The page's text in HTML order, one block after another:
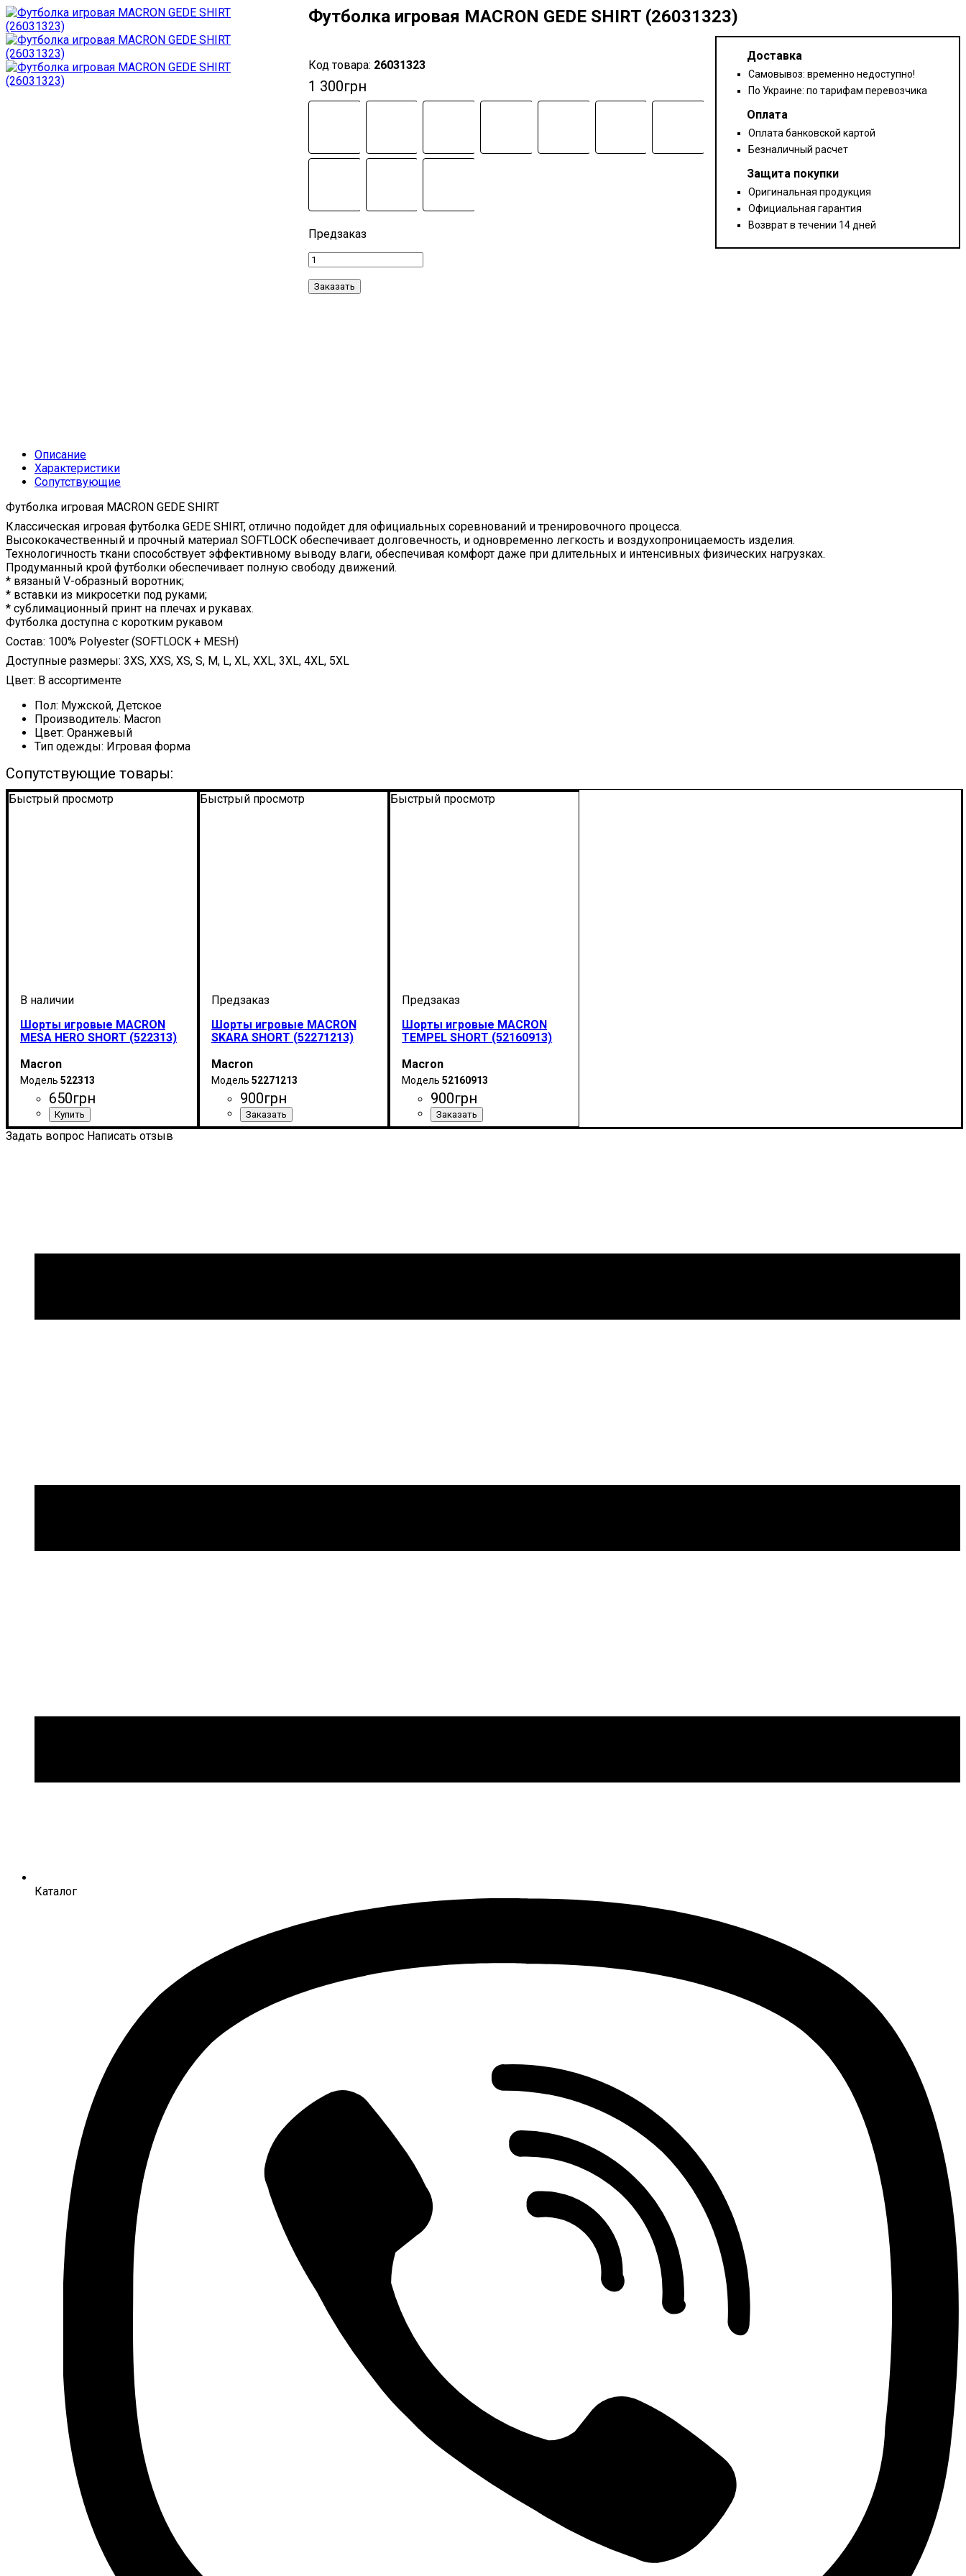
Футболка игровая MACRON GEDE SHIRT (26031323)
26031323
1 300грн
Заказать
Доставка
Самовывоз: временно недоступно!
По Украине: по тарифам перевозчика
Оплата
Оплата банковской картой
Безналичный расчет
Защита покупки
Оригинальная продукция
Официальная гарантия
Возврат в течении 14 дней
Описание
Характеристики
Сопутствующие
Футболка игровая MACRON GEDE SHIRT
Классическая игровая футболка GEDE SHIRT, отлично подойдет для официальных соревнований и тренировочного процесса.
Высококачественный и прочный материал SOFTLOCK обеспечивает долговечность, и одновременно легкость и воздухопроницаемость изделия.
Технологичность ткани способствует эффективному выводу влаги, обеспечивая комфорт даже при длительных и интенсивных физических нагрузках.
Продуманный крой футболки обеспечивает полную свободу движений.
* вязаный V-образный воротник;
* вставки из микросетки под руками;
* сублимационный принт на плечах и рукавах.
Футболка доступна с коротким рукавом
Состав: 100% Polyester (SOFTLOCK + MESH)
Доступные размеры: 3XS, XXS, XS, S, M, L, XL, XXL, 3XL, 4XL, 5XL
Цвет: В ассортименте
Пол: Мужской, Детское
Производитель: Macron
Цвет: Оранжевый
Тип одежды: Игровая форма
Сопутствующие товары:
Быстрый просмотр
Шорты игровые MACRON
MESA HERO SHORT (522313)
Macron
522313
650грн
Цвет: Оранжевый
Быстрый просмотр
Шорты игровые MACRON
SKARA SHORT (52271213)
Macron
52271213
900грн
Цвет: Синий
Быстрый просмотр
Шорты игровые MACRON
TEMPEL SHORT (52160913)
Macron
52160913
900грн
Цвет: Черный
Задать вопрос Написать отзыв
Каталог